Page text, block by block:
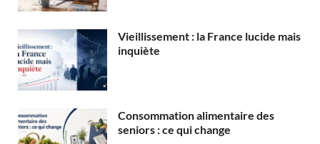
Vieillissement : la France lucide mais
inquiète
Consommation alimentaire des
seniors : ce qui change